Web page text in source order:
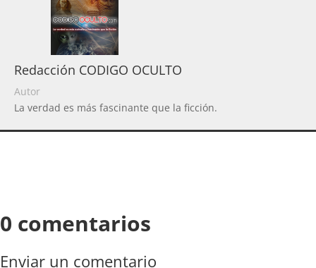
Redacción CODIGO OCULTO
Autor
La verdad es más fascinante que la ficción.
0 comentarios
Enviar un comentario